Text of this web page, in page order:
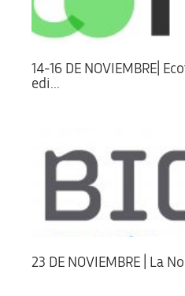
14-16 DE NOVIEMBRE|
edi...
23 DE NOVIEMBRE | La